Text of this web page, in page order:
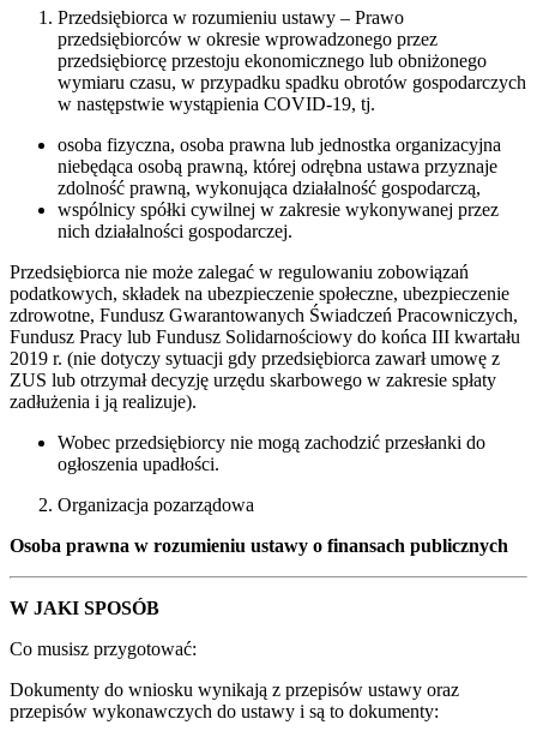
Przedsiębiorca w rozumieniu ustawy – Prawo
przedsiębiorców w okresie wprowadzonego przez
przedsiębiorcę przestoju ekonomicznego lub obniżonego
wymiaru czasu, w przypadku spadku obrotów gospodarczych
w następstwie wystąpienia COVID-19, tj.
osoba fizyczna, osoba prawna lub jednostka organizacyjna
niebędąca osobą prawną, której odrębna ustawa przyznaje
zdolność prawną, wykonująca działalność gospodarczą,
wspólnicy spółki cywilnej w zakresie wykonywanej przez
nich działalności gospodarczej.
Przedsiębiorca nie może zalegać w regulowaniu zobowiązań
podatkowych, składek na ubezpieczenie społeczne, ubezpieczenie
zdrowotne, Fundusz Gwarantowanych Świadczeń Pracowniczych,
Fundusz Pracy lub Fundusz Solidarnościowy do końca III kwartału
2019 r. (nie dotyczy sytuacji gdy przedsiębiorca zawarł umowę z
ZUS lub otrzymał decyzję urzędu skarbowego w zakresie spłaty
zadłużenia i ją realizuje).
Wobec przedsiębiorcy nie mogą zachodzić przesłanki do
ogłoszenia upadłości.
Organizacja pozarządowa
Osoba prawna w rozumieniu ustawy o finansach publicznych
W JAKI SPOSÓB
Co musisz przygotować:
Dokumenty do wniosku wynikają z przepisów ustawy oraz
przepisów wykonawczych do ustawy i są to dokumenty: